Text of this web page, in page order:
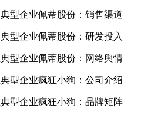
企业佩蒂股份：销售渠道
企业佩蒂股份：研发投入
企业佩蒂股份：网络舆情
企业疯狂小狗：公司介绍
企业疯狂小狗：品牌矩阵